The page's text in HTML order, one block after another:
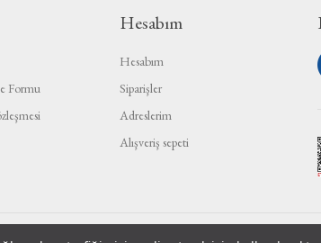
Formu
Hesabım
Hesabım
Siparişler
Adreslerim
Alışveriş sepeti